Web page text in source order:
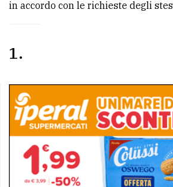
in accordo con le richieste degli
1